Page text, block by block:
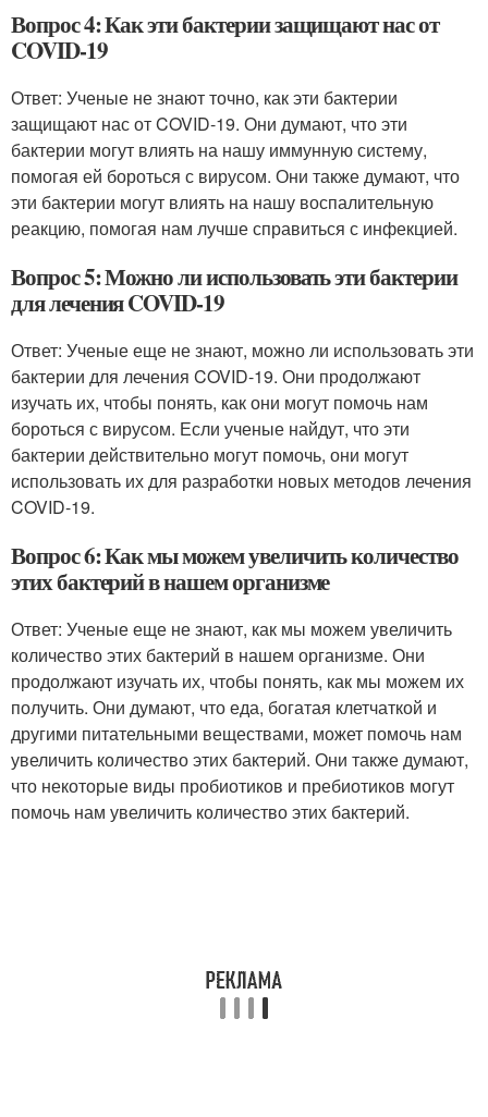
Вопрос 4: Как эти бактерии защищают нас от
COVID-19
Ответ: Ученые не знают точно, как эти бактерии
защищают нас от COVID-19. Они думают, что эти
бактерии могут влиять на нашу иммунную систему,
помогая ей бороться с вирусом. Они также думают, что
эти бактерии могут влиять на нашу воспалительную
реакцию, помогая нам лучше справиться с инфекцией.
Вопрос 5: Можно ли использовать эти бактерии
для лечения COVID-19
Ответ: Ученые еще не знают, можно ли использовать эти
бактерии для лечения COVID-19. Они продолжают
изучать их, чтобы понять, как они могут помочь нам
бороться с вирусом. Если ученые найдут, что эти
бактерии действительно могут помочь, они могут
использовать их для разработки новых методов лечения
COVID-19.
Вопрос 6: Как мы можем увеличить количество
этих бактерий в нашем организме
Ответ: Ученые еще не знают, как мы можем увеличить
количество этих бактерий в нашем организме. Они
продолжают изучать их, чтобы понять, как мы можем их
получить. Они думают, что еда, богатая клетчаткой и
другими питательными веществами, может помочь нам
увеличить количество этих бактерий. Они также думают,
что некоторые виды пробиотиков и пребиотиков могут
помочь нам увеличить количество этих бактерий.